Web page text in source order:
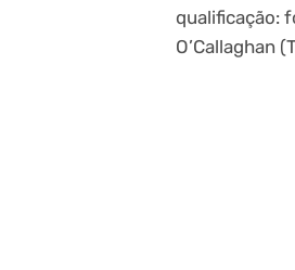
qualificação:
O’Callaghan